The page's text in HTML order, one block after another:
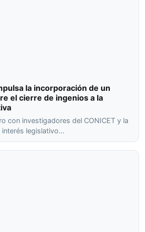
la incorporación de un
el cierre de ingenios a la
con investigadores del CONICET y la
interés legislativo…